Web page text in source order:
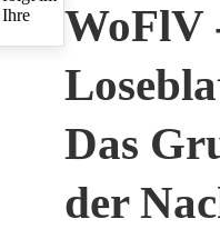
WoFlV
Das
der